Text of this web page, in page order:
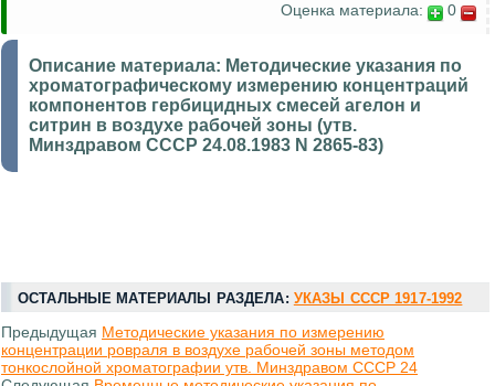
Оценка материала: 0
Описание материала: Методические указания по
хроматографическому измерению концентраций
компонентов гербицидных смесей агелон и
ситрин в воздухе рабочей зоны (утв.
Минздравом СССР 24.08.1983 N 2865-83)
ОСТАЛЬНЫЕ МАТЕРИАЛЫ РАЗДЕЛА: УКАЗЫ СССР 1917-1992
Предыдущая Методические указания по измерению
концентрации ровраля в воздухе рабочей зоны методом
тонкослойной хроматографии утв. Минздравом СССР 24